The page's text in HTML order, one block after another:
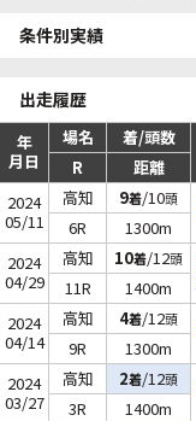
条件別実績
出走履歴
年
月日
場名 着/頭数
R
距離
2024
05/11
高知 9着/10頭
6R
1300m
2024
04/29
高知 10着/12頭
11R
1400m
2024
04/14
高知 4着/12頭
9R
1300m
2024
03/27
高知 2着/12頭
3R
1400m